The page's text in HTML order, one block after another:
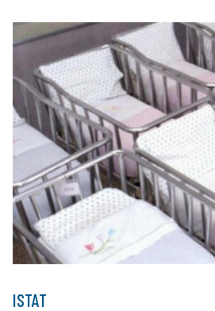
ISTAT